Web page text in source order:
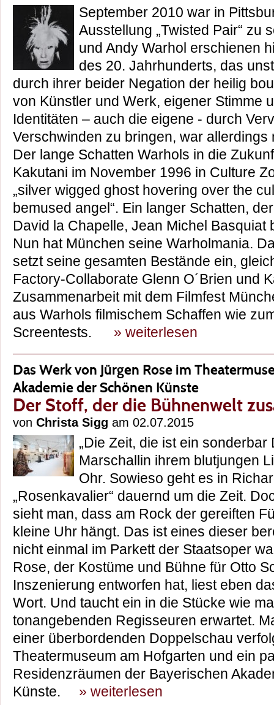
September 2010 war in
Ausstellung „Twisted Pair“ zu
und Andy Warhol erschienen
des 20. Jahrhunderts, das
durch ihrer beider Negation der heilig
von Künstler und Werk, eigener Stimme
Identitäten – auch die eigene - durch
Verschwinden zu bringen, war allerdings
Der lange Schatten Warhols in die
Kakutani im November 1996 in Culture
„silver wigged ghost hovering over the
bemused angel“. Ein langer Schatten,
David la Chapelle, Jean Michel Basquiat
Nun hat München seine Warholmania.
setzt seine gesamten Bestände ein,
Factory-Collaborate Glenn O´Brien und
Zusammenarbeit mit dem Filmfest
aus Warhols filmischem Schaffen wie
Screentests. » weiterlesen
Das Werk von Jürgen Rose im
Akademie der Schönen Künste
Der Stoff, der die Bühnenwelt
von Christa Sigg am 02.07.2015
„Die Zeit, die ist ein sonderbar
Marschallin ihrem blutjungen
Ohr. Sowieso geht es in
„Rosenkavalier“ dauernd um die Zeit.
sieht man, dass am Rock der gereiften
kleine Uhr hängt. Das ist eines dieser
nicht einmal im Parkett der Staatsoper
Rose, der Kostüme und Bühne für Otto
Inszenierung entworfen hat, liest eben
Wort. Und taucht ein in die Stücke wie
tonangebenden Regisseuren erwartet.
einer überbordenden Doppelschau
Theatermuseum am Hofgarten und ein
Residenzräumen der Bayerischen
Künste. » weiterlesen